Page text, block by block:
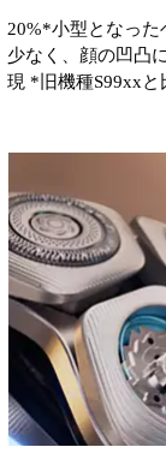
20%*小型となった
少なく、顔の凹凸
現 *旧機種S99xxと